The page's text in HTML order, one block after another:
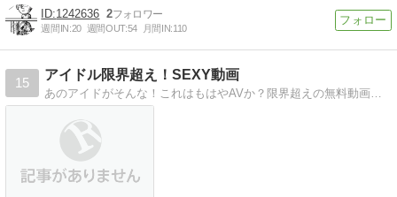
1242636 2
週間IN:20 週間OUT:54 月間IN:110
15
アイドル限界超え！SEXY動画
あのアイドがそんな！これはもはやAVか？限界超えの無料動画多数！これはもはやAVか！？グラビアアイドルのお宝動画